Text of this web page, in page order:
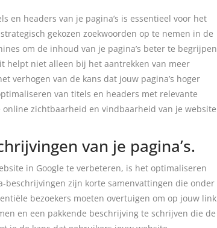
en headers van je pagina’s is essentieel voor het
gekozen zoekwoorden op te nemen in de
om de inhoud van je pagina’s beter te begrijpen
helpt niet alleen bij het aantrekken van meer
verhogen van de kans dat jouw pagina’s hoger
van titels en headers met relevante
zichtbaarheid en vindbaarheid van je website
van je pagina’s.
in Google te verbeteren, is het optimaliseren
beschrijvingen zijn korte samenvattingen die onder
bezoekers moeten overtuigen om op jouw link
en een pakkende beschrijving te schrijven die de